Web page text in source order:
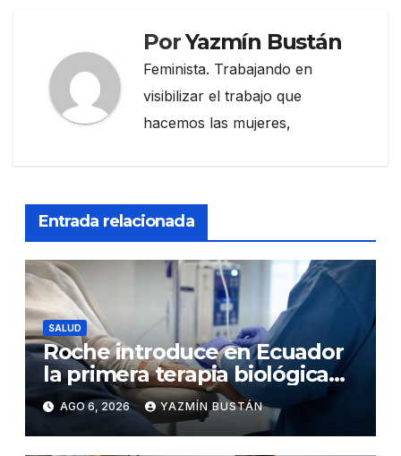
PorYazmín Bustán
Feminista. Trabajando en
visibilizar el trabajo que
hacemos las mujeres,
Entrada relacionada
SALUD
Roche introduce en Ecuador
la primera terapia biológica
de precisión capaz de
detener el daño renal por
nefritis lúpica
AGO 6, 2026 YAZMÍN BUSTÁN